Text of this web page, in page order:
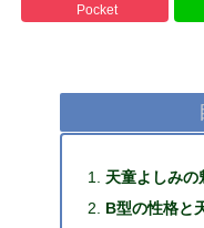
Pocket
天童よしみの
B型の性格と